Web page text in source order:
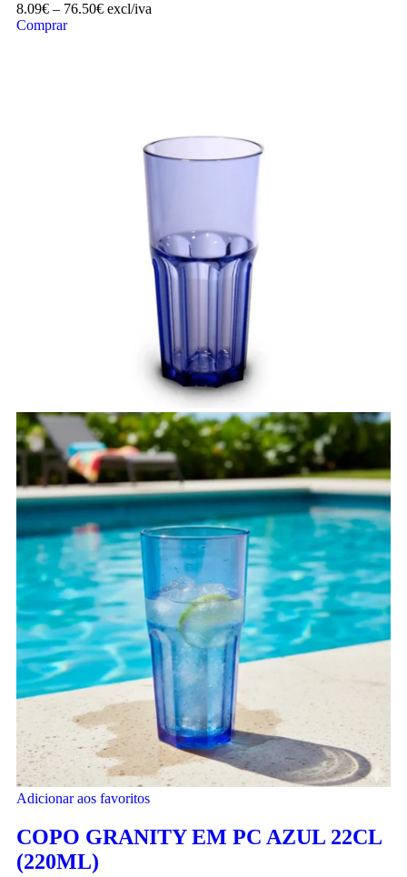
8.09€ – 76.50€ excl/iva
Comprar
Adicionar aos favoritos
COPO GRANITY EM PC AZUL 22CL
(220ML)